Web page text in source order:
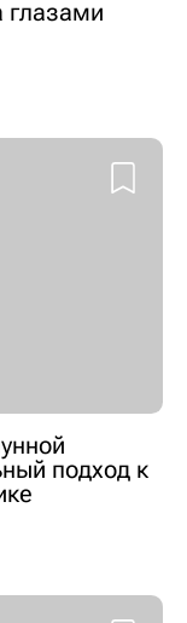
глазами
подход к